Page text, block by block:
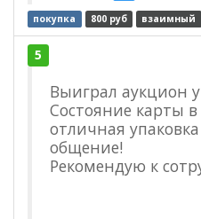
покупка 800 руб взаимный
5
Выиграл аукцион у
Состояние карты
отличная
общение!
Рекомендую к